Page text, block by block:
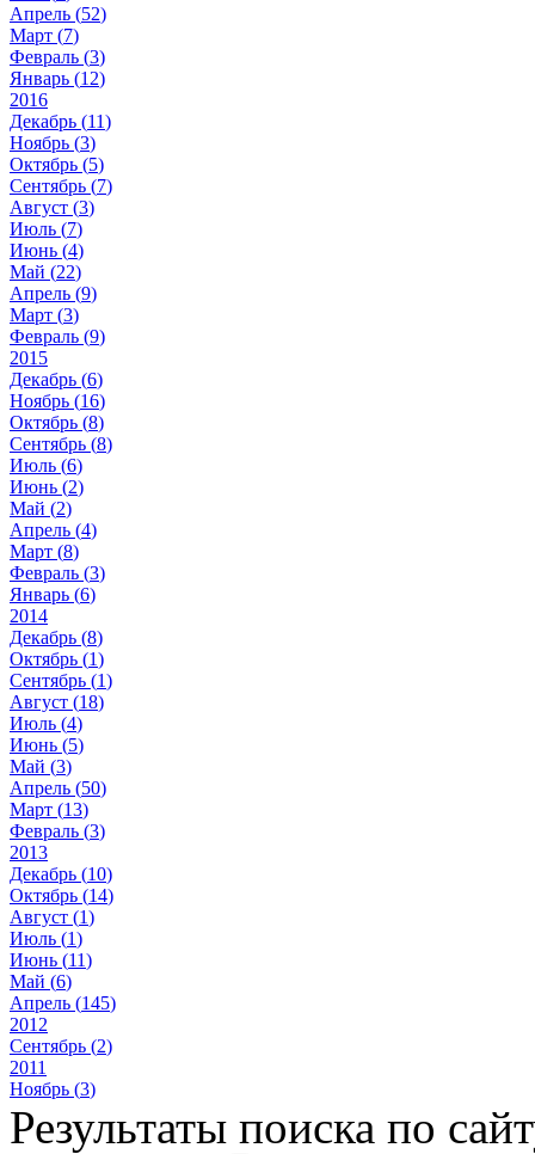
Апрель (52)
Март (7)
Февраль (3)
Январь (12)
2016
Декабрь (11)
Ноябрь (3)
Октябрь (5)
Сентябрь (7)
Август (3)
Июль (7)
Июнь (4)
Май (22)
Апрель (9)
Март (3)
Февраль (9)
2015
Декабрь (6)
Ноябрь (16)
Октябрь (8)
Сентябрь (8)
Июль (6)
Июнь (2)
Май (2)
Апрель (4)
Март (8)
Февраль (3)
Январь (6)
2014
Декабрь (8)
Октябрь (1)
Сентябрь (1)
Август (18)
Июль (4)
Июнь (5)
Май (3)
Апрель (50)
Март (13)
Февраль (3)
2013
Декабрь (10)
Октябрь (14)
Август (1)
Июль (1)
Июнь (11)
Май (6)
Апрель (145)
2012
Сентябрь (2)
2011
Ноябрь (3)
Результаты поиска по